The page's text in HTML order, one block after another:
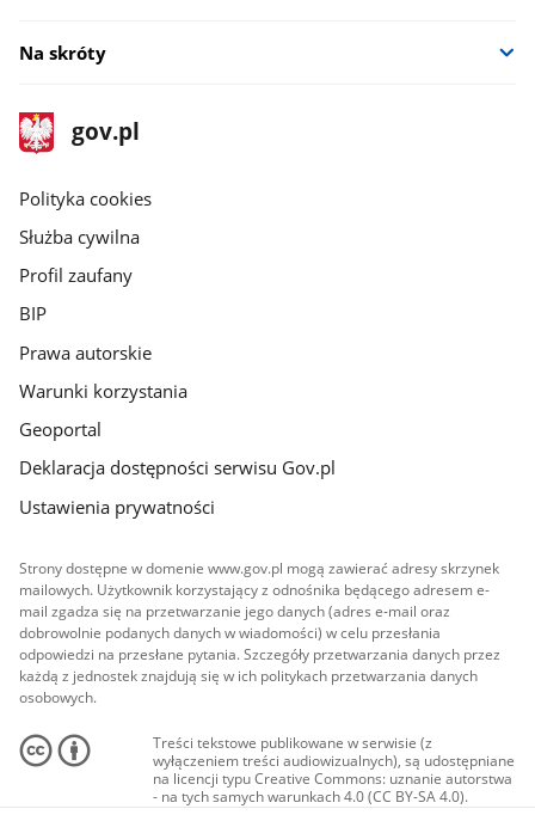
Na skróty
stopka
gov.pl
Strona
gov.pl
gov.pl
Polityka cookies
Służba cywilna
Profil zaufany
BIP
Prawa autorskie
Warunki korzystania
Geoportal
Deklaracja dostępności serwisu Gov.pl
Ustawienia prywatności
Strony dostępne w domenie www.gov.pl mogą zawierać adresy skrzynek
mailowych. Użytkownik korzystający z odnośnika będącego adresem e-
mail zgadza się na przetwarzanie jego danych (adres e-mail oraz
dobrowolnie podanych danych w wiadomości) w celu przesłania
odpowiedzi na przesłane pytania. Szczegóły przetwarzania danych przez
każdą z jednostek znajdują się w ich politykach przetwarzania danych
osobowych.
Treści tekstowe publikowane w serwisie (z
wyłączeniem treści audiowizualnych), są udostępniane
na licencji typu Creative Commons: uznanie autorstwa
- na tych samych warunkach 4.0 (CC BY-SA 4.0).
Materiały audiowizualne, w tym zdjęcia, materiały